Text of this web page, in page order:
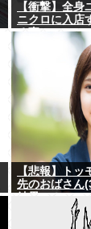
【衝撃】全
ニクロに入店
る事・・・・・
【悲報】トッ
先のおばさん